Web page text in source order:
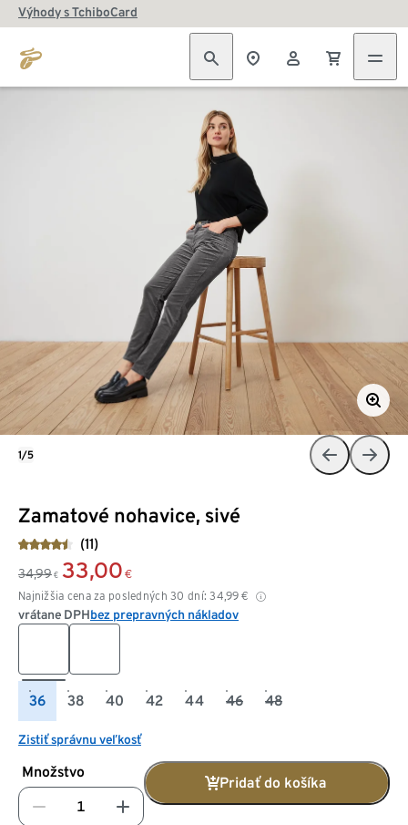
Výhody s TchiboCard
Zamatové nohavice, sivé
(11)
34,99 € 33,00 €
Najnižšia cena za posledných 30 dní: 34,99 €
vrátane DPHbez prepravných nákladov
36 38 40 42 44 46 48
Zistiť správnu veľkosť
Množstvo
Pridať do košíka
1/5